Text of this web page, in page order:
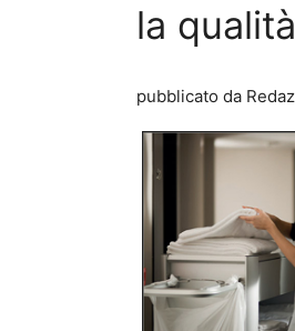
la
pubblicato da